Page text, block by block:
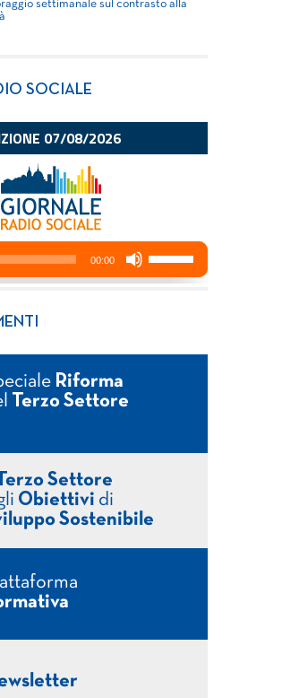
settimanale sul contrasto alla
SOCIALE
Riforma
Terzo Settore
Terzo Settore
Obiettivi di
Sostenibile